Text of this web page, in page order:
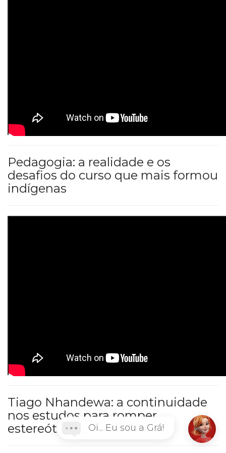
Pedagogia: a realidade e os
desafios do curso que mais formou
indígenas
Tiago Nhandewa: a continuidade
nos estudos para romper
estereótipos
Oi... Eu sou a Grá!